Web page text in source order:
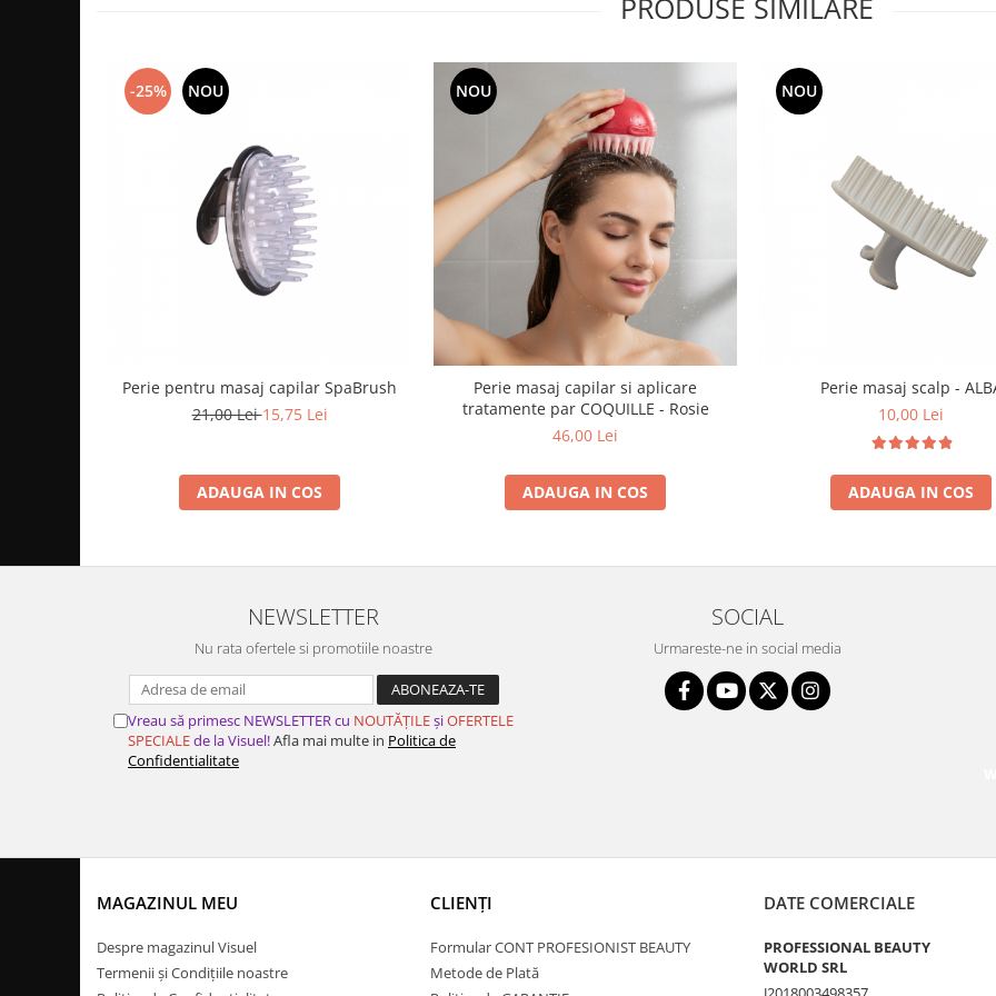
PRODUSE SIMILARE
-25% NOU
Perie pentru masaj capilar SpaBrush
21,00 Lei15,75 Lei
ADAUGA IN COS
NOU
Perie masaj capilar si aplicare
tratamente par COQUILLE - Rosie
46,00 Lei
ADAUGA IN COS
NOU
Perie masaj scalp -
10,00 Lei
ADAUGA IN COS
NEWSLETTER
Nu rata ofertele si promotiile noastre
Vreau să primesc NEWSLETTER cu NOUTĂȚILEșiOFERTELE
SPECIALEde la Visuel!Afla mai multe in Politica de
Confidentialitate
SOCIAL
Urmareste-ne in social media
MAGAZINUL MEU
Despre magazinul Visuel
Termenii și Condițiile noastre
CLIENȚI
Formular CONT PROFESIONIST BEAUTY
Metode de Plată
DATE COMERCIALE
PROFESSIONAL BEAUTY
WORLD SRL